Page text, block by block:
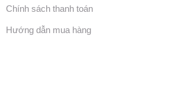
Chính sách thanh toán
Hướng dẫn mua hàng